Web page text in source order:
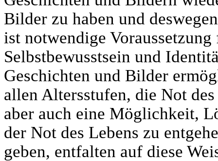
Bilder zu haben und
ist notwendige
Selbstbewusstsein und
Geschichten und Bilder
allen Altersstufen, die Not
aber auch eine Möglichkeit,
der Not des Lebens zu
geben, entfalten auf diese